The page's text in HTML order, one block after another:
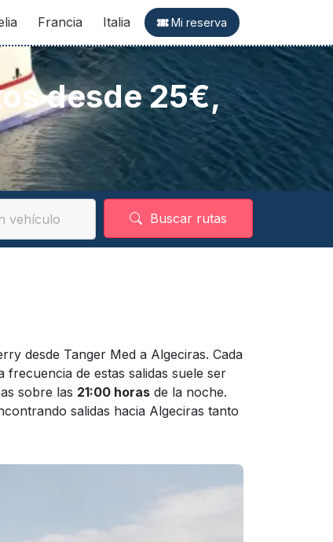
Francia Italia Mi reserva
Buscar rutas
desde 25€,
desde Tanger Med a Algeciras. Cada
frecuencia de estas salidas suele ser
sobre las 21:00 horas de la noche.
salidas hacia Algeciras tanto